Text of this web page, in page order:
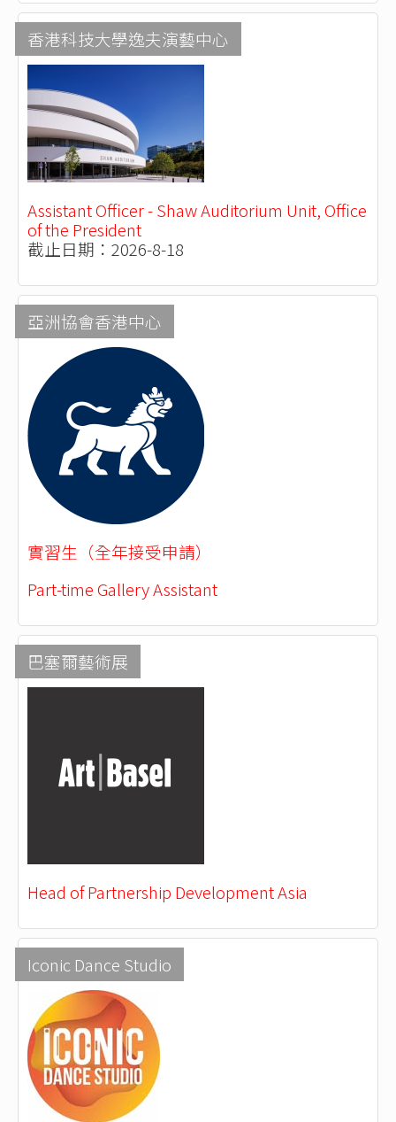
香港科技大學逸夫演藝中心
Assistant Officer - Shaw Auditorium Unit, Office
of the President
截止日期：2026-8-18
亞洲協會香港中心
實習生（全年接受申請）
Part-time Gallery Assistant
巴塞爾藝術展
Head of Partnership Development Asia
Iconic Dance Studio